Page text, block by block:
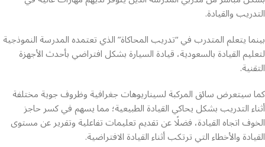
التدريب والقيادة.
بينما يتعلم المتدرب في “تدريب المحاكاة” الذي تعتمده المدرسة النموذجية
لتعليم القيادة بالسعودية، قيادة السيارة بشكل افتراضي بأحدث الأجهزة
التقنية.
كما سيتعرض سائق المركبة لسيناريوهات جغرافية وظروف جوية مختلفة
أثناء التدريب بشكل يحاكي القيادة الطبيعية؛ مما يسهم في كسر حاجز
الخوف اتجاه القيادة، فضلًا عن تقديم تعليمات تفاعلية وتقرير عن مستوى
القيادة والأخطاء التي ترتكب أثناء القيادة الافتراضية.